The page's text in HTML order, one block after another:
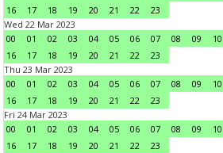
16
17 18 19 20 21 22
23
Wed 22 Mar 2023
00
01 02 03 04 05 06 07 08 09 10
16
17 18 19 20 21 22
23
Thu 23 Mar 2023
00
01 02 03 04 05 06 07 08 09 10
16
17 18 19 20 21 22
23
Fri 24 Mar 2023
00
01 02 03 04 05 06 07 08 09 10
16
17 18 19 20 21 22
23